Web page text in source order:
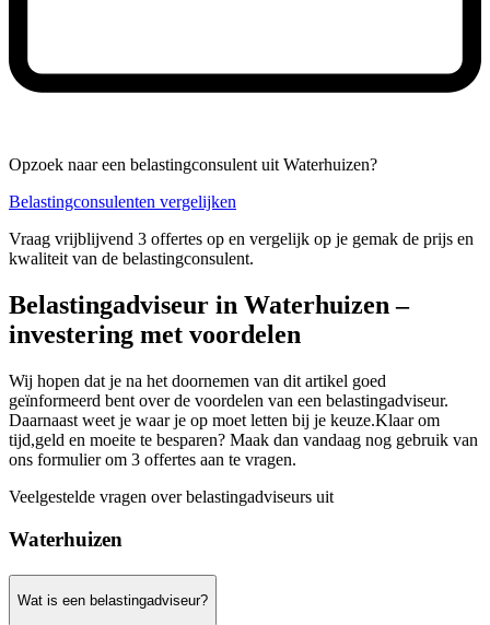
Opzoek naar een belastingconsulent uit Waterhuizen?
Belastingconsulenten vergelijken
Vraag vrijblijvend 3 offertes op en vergelijk op je gemak de prijs en
kwaliteit van de belastingconsulent.
Belastingadviseur in Waterhuizen –
investering met voordelen
Wij hopen dat je na het doornemen van dit artikel goed
geïnformeerd bent over de voordelen van een belastingadviseur.
Daarnaast weet je waar je op moet letten bij je keuze.Klaar om
tijd,geld en moeite te besparen? Maak dan vandaag nog gebruik van
ons formulier om 3 offertes aan te vragen.
Veelgestelde vragen over belastingadviseurs uit
Waterhuizen
Wat is een belastingadviseur?